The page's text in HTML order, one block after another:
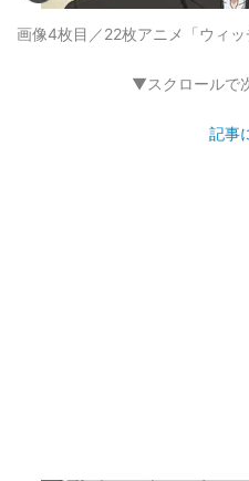
画像4枚目／22枚アニメ「ウィ
▼スクロールで
記事